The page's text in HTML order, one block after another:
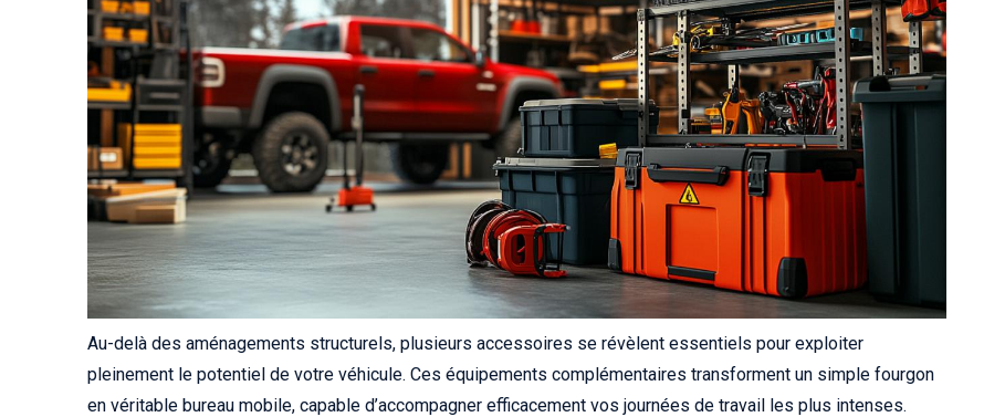
Au-delà des aménagements structurels, plusieurs accessoires se révèlent essentiels pour exploiter
pleinement le potentiel de votre véhicule. Ces équipements complémentaires transforment un simple fourgon
en véritable bureau mobile, capable d’accompagner efficacement vos journées de travail les plus intenses.